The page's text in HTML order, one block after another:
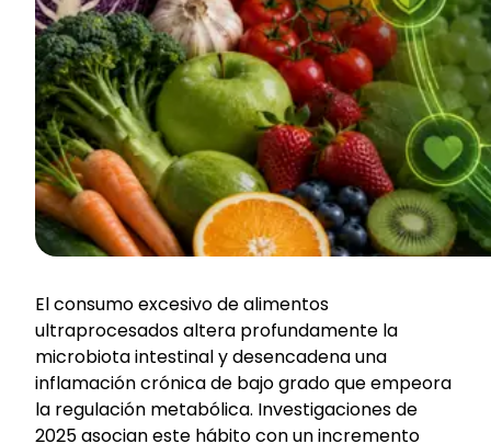
El consumo excesivo de alimentos
ultraprocesados altera profundamente la
microbiota intestinal y desencadena una
inflamación crónica de bajo grado que empeora
la regulación metabólica. Investigaciones de
2025 asocian este hábito con un incremento